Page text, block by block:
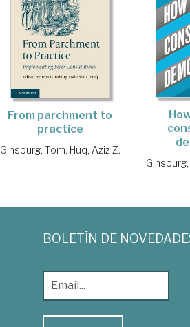
From parchment to
practice
Ginsburg, Tom; Huq, Aziz Z.
BOLETÍN DE